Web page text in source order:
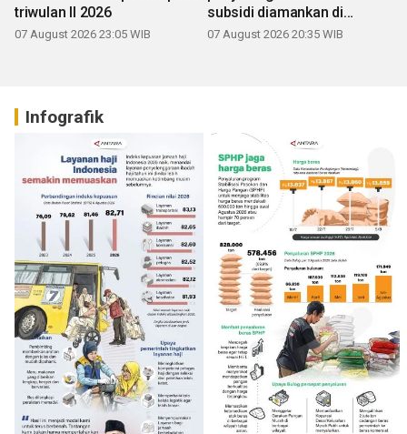
triwulan II 2026
07 August 2026 23:05 WIB
subsidi diamankan di
Sumbar
07 August 2026 20:35 WIB
Infografik